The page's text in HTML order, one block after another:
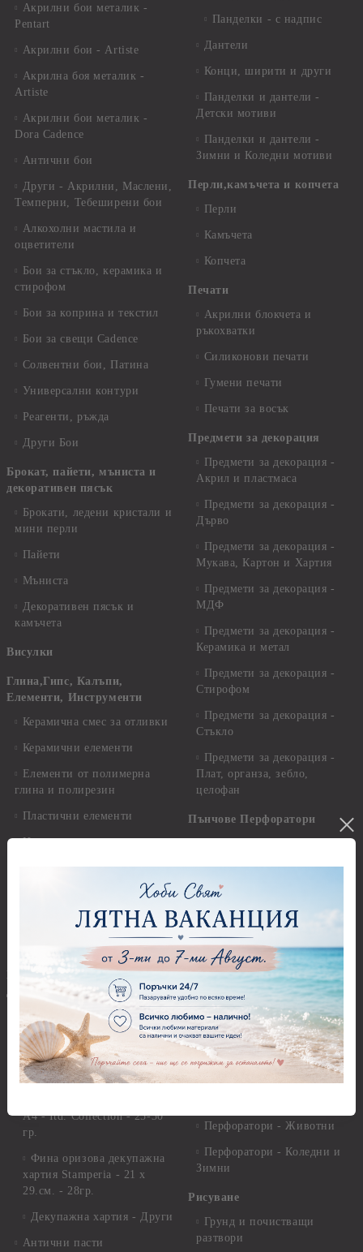
Акрилни бои металик -
Pentart
Акрилни бои - Artiste
Акрилна боя металик -
Artiste
Акрилни бои металик -
Dora Cadence
Антични бои
Други - Акрилни, Маслени,
Темперни, Тебеширени бои
Алкохолни мастила и
оцветители
Бои за стъкло, керамика и
стирофом
Бои за коприна и текстил
Бои за свещи Cadence
Солвентни бои, Патина
Универсални контури
Реагенти, ръжда
Други Бои
Брокат, пайети, мъниста и
декоративен пясък
Брокати, ледени кристали и
мини перли
Пайети
Мъниста
Декоративен пясък и
камъчета
Висулки
Глина,Гипс, Калъпи,
Елементи, Инструменти
Керамична смес за отливки
Керамични елементи
Елементи от полимерна
глина и полирезин
Пластични елементи
Инструменти за моделиране
Молдове и шаблони
Самосъхнеща глина
Полимерна Глина
Приложни техники и
Декупаж
Декупажна хартия
Оризова декупажна
хартия А4 - Alchemy of Art -
25-30 гр.
А4 - Itd. Collection - 25-30
гр.
Фина оризова декупажна
хартия Stamperia - 21 х
29.см. - 28гр.
Декупажна хартия - Други
Антични пасти
Панделки - с надпис
Дантели
Конци, ширити и други
Панделки и дантели -
Детски мотиви
Панделки и дантели -
Зимни и Коледни мотиви
Перли,камъчета и копчета
Перли
Камъчета
Копчета
Печати
Акрилни блокчета и
ръкохватки
Силиконови печати
Гумени печати
Печати за восък
Предмети за декорация
Предмети за декорация -
Акрил и пластмаса
Предмети за декорация -
Дърво
Предмети за декорация -
Мукава, Картон и Хартия
Предмети за декорация -
МДФ
Предмети за декорация -
Керамика и метал
Предмети за декорация -
Стирофом
Предмети за декорация -
Стъкло
Предмети за декорация -
Плат, органза, зебло,
целофан
Пънчове Перфоратори
Перфоратори 2,50 см
Перфоратори над 2,50 см
Бордюрни пънчове
Ъглови перфоратори
Перфоратори Основни
Фигури - кръгове, овали
Перфоратори - Сърца и
звезди
Перфоратори - Цветя, листа
Перфоратори - Животни
Перфоратори - Коледни и
Зимни
Рисуване
Грунд и почистващи
разтвори